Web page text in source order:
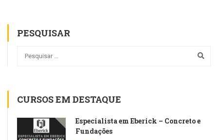
PESQUISAR
CURSOS EM DESTAQUE
Especialista em Eberick – Concreto e
Fundações